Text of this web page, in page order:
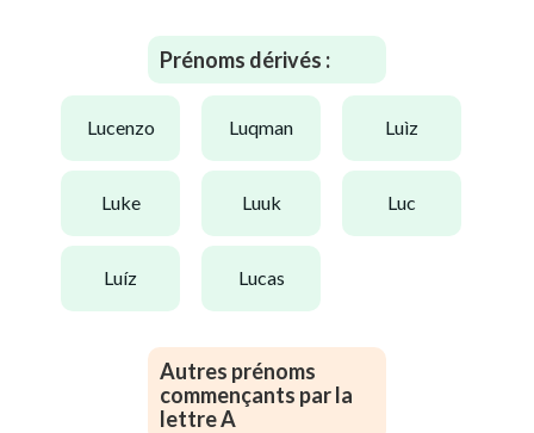
Prénoms dérivés :
lucenzo luqman luìz
luke luuk luc
luíz lucas
Autres prénoms
commençants par la
lettre A